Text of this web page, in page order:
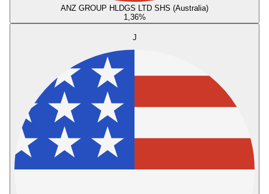
ANZ GROUP HLDGS LTD SHS (Australia)
1,36%
J